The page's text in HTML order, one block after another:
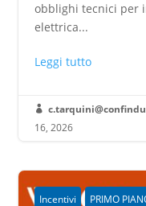
obblighi tecnici per
elettrica...
Leggi tutto

16, 2026
Incentivi PRIMO